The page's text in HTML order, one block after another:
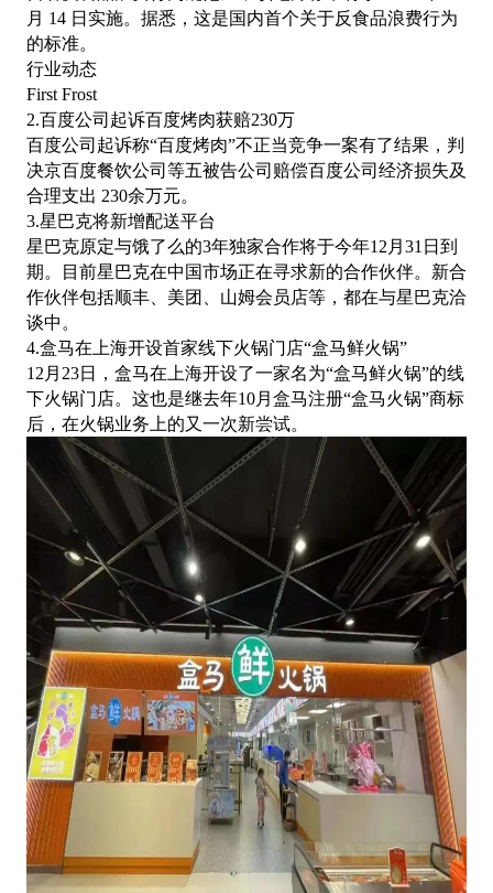
月 14 日实施。据悉，这是国内首个关于反食品浪费行为
的标准。
行业动态
First Frost
2.百度公司起诉百度烤肉获赔230万
百度公司起诉称“百度烤肉”不正当竞争一案有了结果，判
决京百度餐饮公司等五被告公司赔偿百度公司经济损失及
合理支出 230余万元。
3.星巴克将新增配送平台
星巴克原定与饿了么的3年独家合作将于今年12月31日到
期。目前星巴克在中国市场正在寻求新的合作伙伴。新合
作伙伴包括顺丰、美团、山姆会员店等，都在与星巴克洽
谈中。
4.盒马在上海开设首家线下火锅门店“盒马鲜火锅”
12月23日，盒马在上海开设了一家名为“盒马鲜火锅”的线
下火锅门店。这也是继去年10月盒马注册“盒马火锅”商标
后，在火锅业务上的又一次新尝试。